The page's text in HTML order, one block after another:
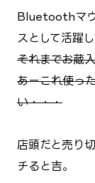
Bluetoothマウ
スとして活躍し
それまでお蔵
あーこれ使っ
い・・・
店頭だと売り
チると吉。